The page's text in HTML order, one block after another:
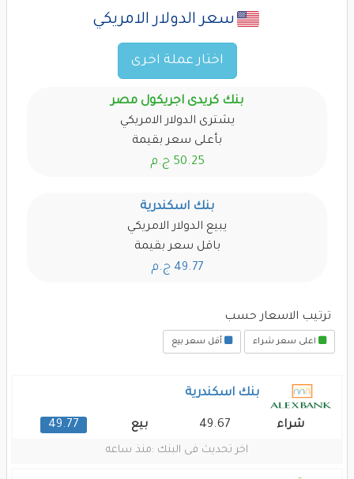
سعر الدولار الامريكي
اختار عملة اخرى
بنك كريدى اجريكول مصر
يشترى الدولار الامريكي
بأعلى سعر بقيمة
50.25 ج.م
بنك اسكندرية
يبيع الدولار الامريكي
باقل سعر بقيمة
49.77 ج.م
ترتيب الاسعار حسب
اعلى سعر شراء أقل سعر بيع
بنك اسكندرية
شراء 49.67 بيع 49.77
اخر تحديث فى البنك :منذ ساعه